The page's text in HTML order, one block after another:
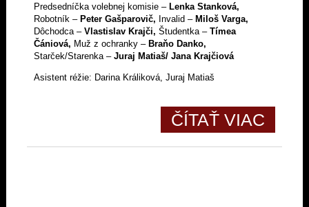
Predsedníčka volebnej komisie – Lenka Stanková,
Robotník – Peter Gašparovič, Invalid – Miloš Varga,
Dôchodca – Vlastislav Krajči, Študentka – Tímea
Čániová, Muž z ochranky – Braňo Danko,
Starček/Starenka – Juraj Matiaš/ Jana Krajčiová
Asistent réžie: Darina Králiková, Juraj Matiaš
ČÍTAŤ VIAC